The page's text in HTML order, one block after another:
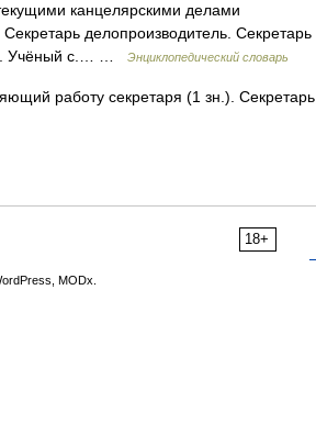
канцелярскими делами
делопроизводитель. Секретарь
Учёный с.… …
Энциклопедический словарь
работу секретаря (1 зн.). Секретарь
18+
MODx.